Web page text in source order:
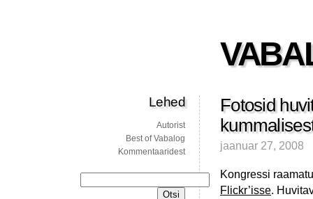
Fotosid
jaanuar 27, 2008
Kongressi
Flickr’isse.
Lehed
Autorist
Best of Vabalog
Kommentaaridest